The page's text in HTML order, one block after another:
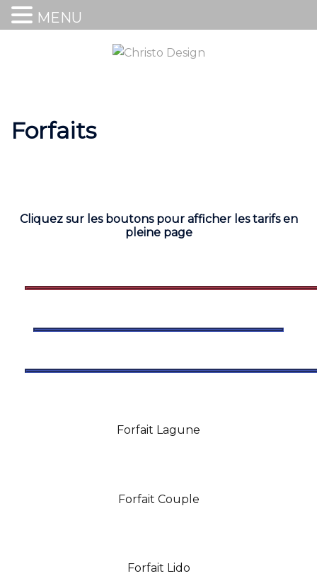
Forfaits
Cliquez sur les boutons pour afficher les tarifs en
pleine page
Forfait Lagune
Forfait Couple
Forfait Lido
MENU